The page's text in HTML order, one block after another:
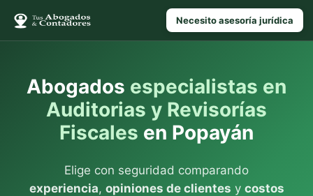
Necesito asesoría jurídica
Abogados especialistas en
Auditorias y Revisorías
Fiscales en Popayán
Elige con seguridad comparando
experiencia, opiniones de clientes y costos